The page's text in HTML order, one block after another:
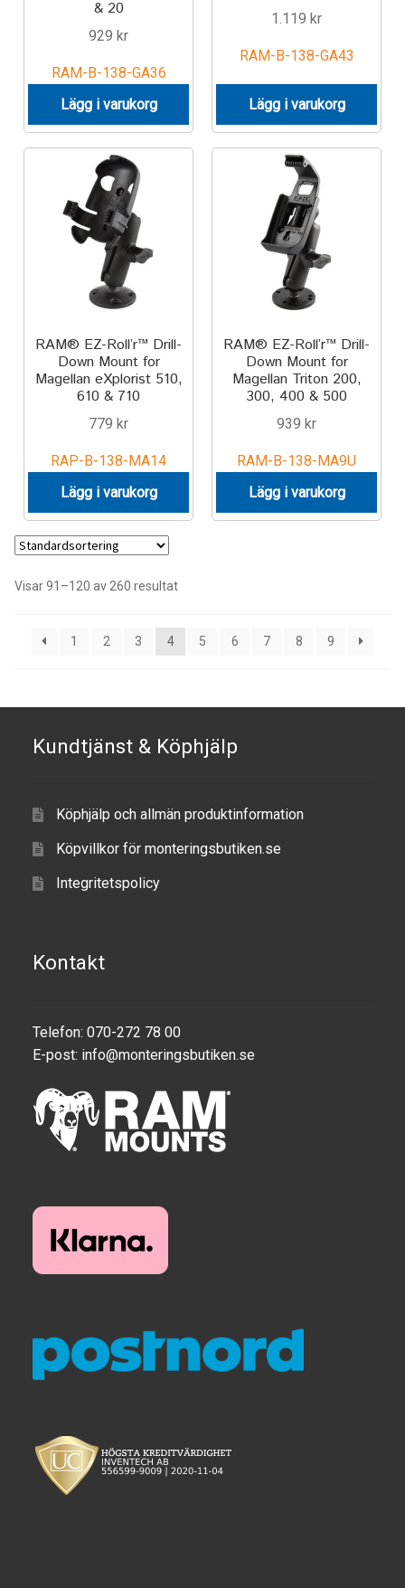
& 20
929 kr
RAM-B-138-GA36
Lägg i varukorg
1.119 kr
RAM-B-138-GA43
Lägg i varukorg
RAM® EZ-Roll’r™ Drill-
Down Mount for
Magellan eXplorist 510,
610 & 710
779 kr
RAP-B-138-MA14
Lägg i varukorg
RAM® EZ-Roll’r™ Drill-
Down Mount for
Magellan Triton 200,
300, 400 & 500
939 kr
RAM-B-138-MA9U
Lägg i varukorg
Visar 91–120 av 260 resultat
1 2 3 4 5 6 7 8 9
Kundtjänst & Köphjälp
Köphjälp och allmän produktinformation
Köpvillkor för monteringsbutiken.se
Integritetspolicy
Kontakt
Telefon: 070-272 78 00
E-post: info@monteringsbutiken.se